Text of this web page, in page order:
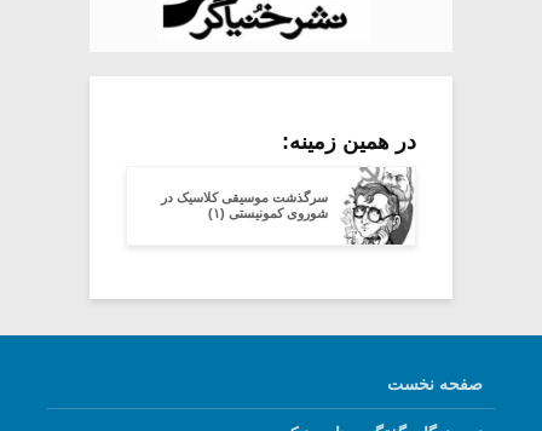
در همین زمینه:
سرگذشت موسیقی کلاسیک در
شوروی کمونیستی (۱)
صفحه نخست